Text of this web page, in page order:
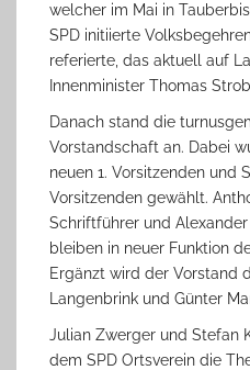
welcher im Mai in
SPD initiierte
referierte, das aktuell auf
Innenminister Thomas
Danach stand die
Vorstandschaft an. Dabei
neuen 1. Vorsitzenden und
Vorsitzenden gewählt.
Schriftführer und
bleiben in neuer Funktion
Ergänzt wird der Vorstand
Langenbrink und Günter
Julian Zwerger und Stefan
dem SPD Ortsverein die